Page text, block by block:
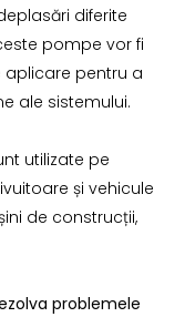
diferite
pompe vor fi
pentru a
ale sistemului.
utilizate pe
și vehicule
de construcții,
problemele